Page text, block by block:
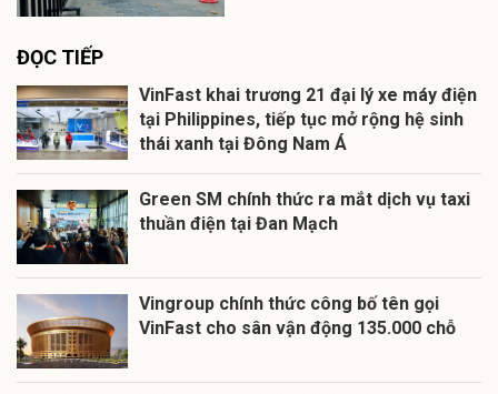
ĐỌC TIẾP
VinFast khai trương 21 đại lý xe máy điện
tại Philippines, tiếp tục mở rộng hệ sinh
thái xanh tại Đông Nam Á
Green SM chính thức ra mắt dịch vụ taxi
thuần điện tại Đan Mạch
Vingroup chính thức công bố tên gọi
VinFast cho sân vận động 135.000 chỗ